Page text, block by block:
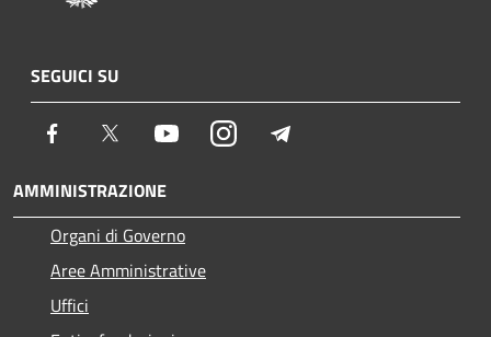
SEGUICI SU
Facebook Twitter YoutubeInstagram
AMMINISTRAZIONE
Organi di Governo
Aree Amministrative
Uffici